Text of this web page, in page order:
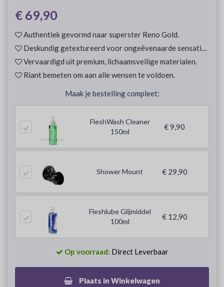
€ 69,90
Authentiek gevormd naar superster Reno Gold.
Deskundig getextureerd voor ongeëvenaarde sensaties.
Vervaardigd uit premium, lichaamsveilige materialen.
Riant bemeten om aan alle wensen te voldoen.
Maak je bestelling compleet:
FleshWash Cleaner
150ml
€ 9,90
Shower Mount € 29,90
Fleshlube Glijmiddel
100ml
€ 12,90
Op voorraad: Direct Leverbaar
Plaats in Winkelwagen